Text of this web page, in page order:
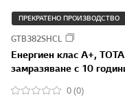
ПРЕКРАТЕНО ПРОИЗВОДСТВО
GTB382SHCL
Енергиен клас A+,
замразяване с 10
0 (0)